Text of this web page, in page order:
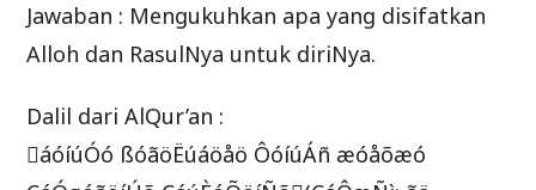
Jawaban : Mengukuhkan apa yang disifatkan
Alloh dan RasulNya untuk diriNya.
Dalil dari AlQur’an :
áóíúÓó ßóãöËúáöåö ÔóíúÁñ æóåõæó